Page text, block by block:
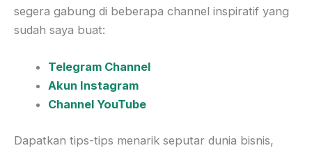
segera gabung di beberapa channel inspiratif yang
sudah saya buat:
Telegram Channel
Akun Instagram
Channel YouTube
Dapatkan tips-tips menarik seputar dunia bisnis,